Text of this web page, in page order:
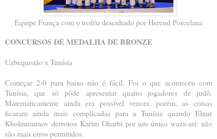
Equipe França com o troféu desenhado por Herend Porcelana
CONCURSOS DE MEDALHA DE BRONZE
Uzbequistão x Tunísia
Começar 2-0 para baixo não é fácil. Foi o que aconteceu com
Tunísia, que só pôde apresentar quatro jogadores de judô.
Matematicamente ainda era possível vencer, porém, as coisas
ficaram ainda mais complicadas para a Tunísia quando Elnur
Kholmuminov derrotou Karim Gharbi por um único waza-ari: não
são mais erros permitidos.